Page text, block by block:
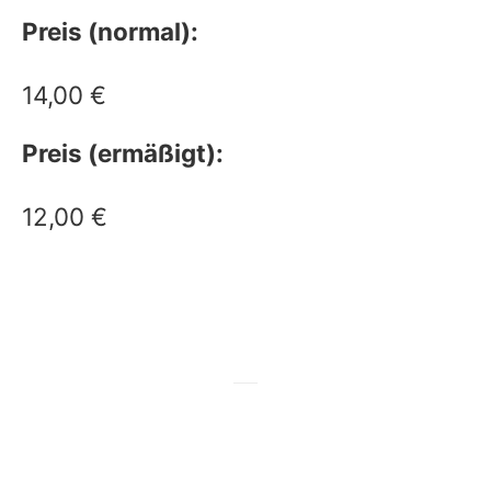
Preis (normal):
14,00 €
Preis (ermäßigt):
12,00 €